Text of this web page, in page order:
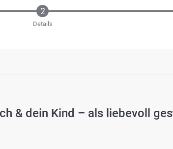
Details
& dein Kind – als liebevoll